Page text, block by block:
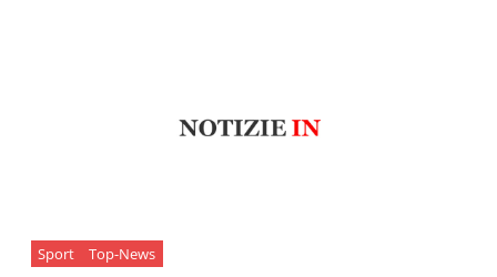
Sport Top-News